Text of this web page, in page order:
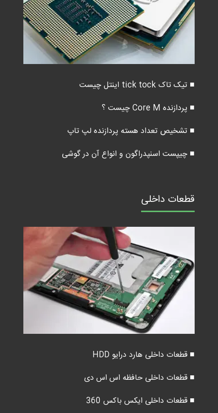
■ تیک تاک tick tock اینتل چیست
■ پردازنده Core M چیست ؟
■ تشخیص تعداد هسته پردازنده لپ تاپ
■ چیپست اسنپدراگون و انواع آن در گوشی
قطعات داخلی
■ قطعات داخلی هارد درایو HDD
■ قطعات داخلی حافظه اس اس دی
■ قطعات داخلی ایکس باکس 360